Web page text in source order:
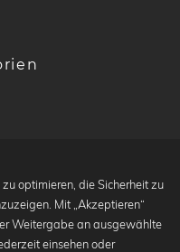
optimieren, die Sicherheit zu
Mit „Akzeptieren“
Weitergabe an ausgewählte
einsehen oder